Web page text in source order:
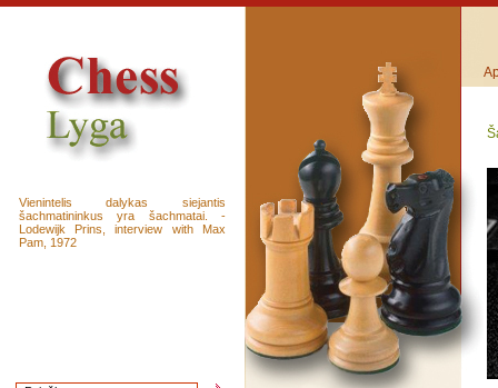
Vienintelis dalykas siejantis
šachmatininkus yra šachmatai. -
Lodewijk Prins, interview with Max
Pam, 1972